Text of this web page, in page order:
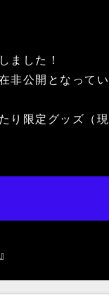
ました！
非公開となって
り限定グッズ（